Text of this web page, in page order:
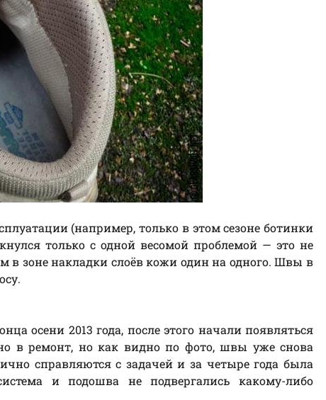
(например, только в этом сезоне ботинки
только с одной весомой проблемой — это не
в зоне накладки слоёв кожи один на одного. Швы в
осени 2013 года, после этого начали появляться
в ремонт, но как видно по фото, швы уже снова
справляются с задачей и за четыре года была
и подошва не подвергались какому-либо